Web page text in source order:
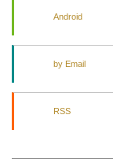
Android
by Email
RSS